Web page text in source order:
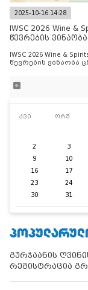
2025-10-16 14:28
IWSC 2026 Wine &
წევრების
IWSC 2026 Wine &
წევრების ვინაობა
კვი ორშ
2
3
9
10
16
17
23
24
30
31
გურჯაანის
რეგისტრაცია